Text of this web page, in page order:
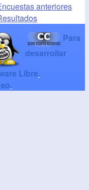
anteriores
Para
desarrollar
Libre.
.